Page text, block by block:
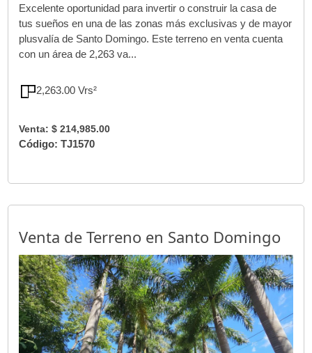
Excelente oportunidad para invertir o construir la casa de
tus sueños en una de las zonas más exclusivas y de mayor
plusvalía de Santo Domingo. Este terreno en venta cuenta
con un área de 2,263 va...
2,263.00 Vrs²
Venta: $ 214,985.00
Código: TJ1570
Venta de Terreno en Santo Domingo